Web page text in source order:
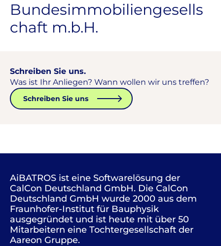
Bundesimmobiliengesells
chaft m.b.H.​
Schreiben Sie uns.
Was ist Ihr Anliegen? Wann wollen wir uns treffen?
Schreiben Sie uns
AiBATROS ist eine Softwarelösung der
CalCon Deutschland GmbH. Die CalCon
Deutschland GmbH wurde 2000 aus dem
Fraunhofer-Institut für Bauphysik
ausgegründet und ist heute mit über 50
Mitarbeitern eine Tochtergesellschaft der
Aareon Gruppe.